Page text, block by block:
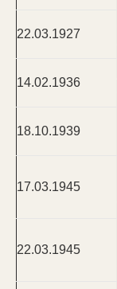
22.03.1927
14.02.1936
18.10.1939
17.03.1945
22.03.1945